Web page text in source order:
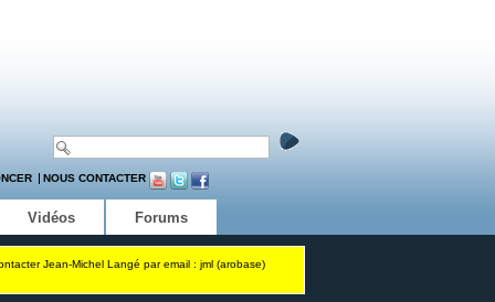
NOUS CONTACTER
Vidéos Forums
Jean-Michel Langé par email : jml (arobase)